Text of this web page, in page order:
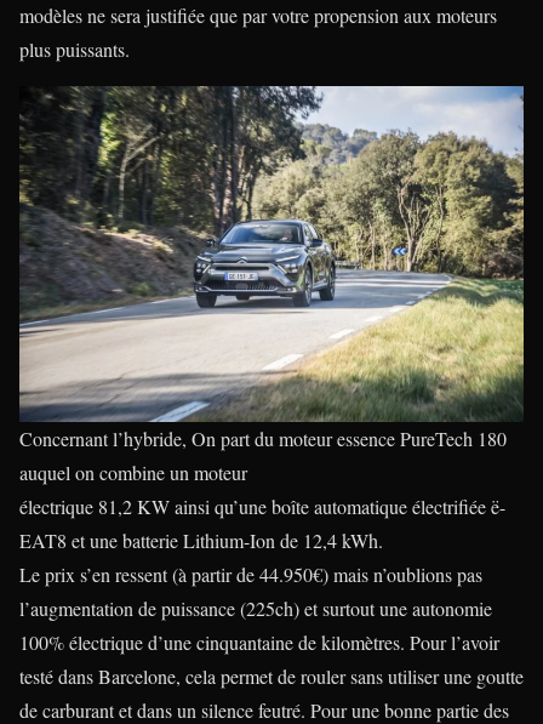
modèles ne sera justifiée que par votre propension aux moteurs
plus puissants.
Concernant l’hybride, On part du moteur essence PureTech 180
auquel on combine un moteur
électrique 81,2 KW ainsi qu’une boîte automatique électrifiée ë-
EAT8 et une batterie Lithium-Ion de 12,4 kWh.
Le prix s’en ressent (à partir de 44.950€) mais n’oublions pas
l’augmentation de puissance (225ch) et surtout une autonomie
100% électrique d’une cinquantaine de kilomètres. Pour l’avoir
testé dans Barcelone, cela permet de rouler sans utiliser une goutte
de carburant et dans un silence feutré. Pour une bonne partie des